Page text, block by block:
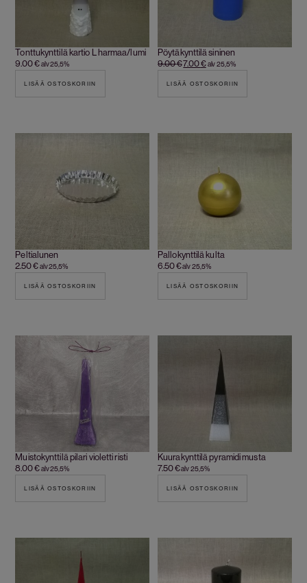
Tonttukynttilä kartio L harmaa/lumi
9.00€alv 25,5%
LISÄÄ OSTOSKORIIN
Pöytäkynttilä sininen
9.00€7.00€alv 25,5%
LISÄÄ OSTOSKORIIN
Peltialunen
2.50€alv 25,5%
LISÄÄ OSTOSKORIIN
Pallokynttilä kulta
6.50€alv 25,5%
LISÄÄ OSTOSKORIIN
Muistokynttilä pilari violetti risti
8.00€alv 25,5%
LISÄÄ OSTOSKORIIN
Kuurakynttilä pyramidi musta
7.50€alv 25,5%
LISÄÄ OSTOSKORIIN